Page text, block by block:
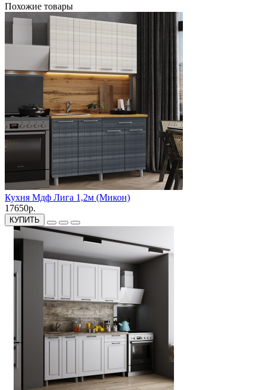
Похожие товары
Кухня Мдф Лига 1,2м (Микон)
17650р.
КУПИТЬ